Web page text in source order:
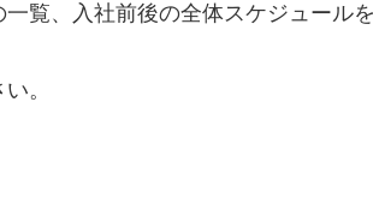
覧、入社前後の全体スケジュール
。